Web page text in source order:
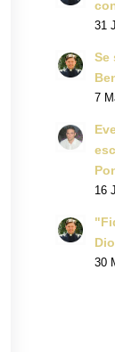
31
Se
7
16
30